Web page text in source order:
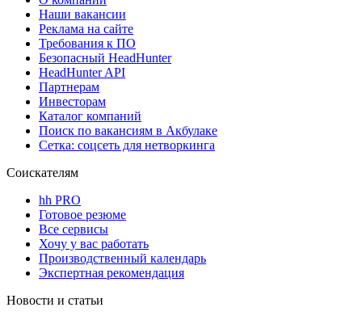
Наши вакансии
Реклама на сайте
Требования к ПО
Безопасный HeadHunter
HeadHunter API
Партнерам
Инвесторам
Каталог компаний
Поиск по вакансиям в Акбулаке
Сетка: соцсеть для нетворкинга
Соискателям
hh PRO
Готовое резюме
Все сервисы
Хочу у вас работать
Производственный календарь
Экспертная рекомендация
Новости и статьи